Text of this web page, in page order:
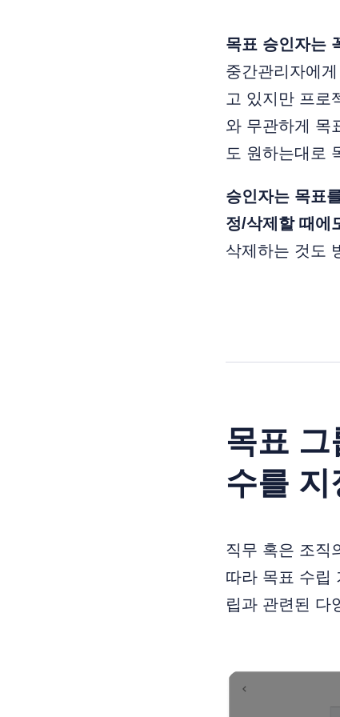
목표 승인자는
중간관리자에
고 있지만 프로
와 무관하게 목
도 원하는대로
승인자는 목표
정/삭제할 때에
삭제하는 것도
목표
수를
직무 혹은 조직
따라 목표 수립
립과 관련된 다